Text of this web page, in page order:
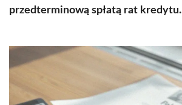
przedterminową spłatą rat kredytu.